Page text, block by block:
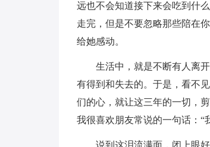
远也不会知道接下来会吃到什
走完，但是不要忽略那些陪在
给她感动。
生活中，就是不断有人离
有得到和失去的。于是，看不
们的心，就让这三年的一切，
我很喜欢朋友常说的一句话：“
说到这泪流满面，闭上眼